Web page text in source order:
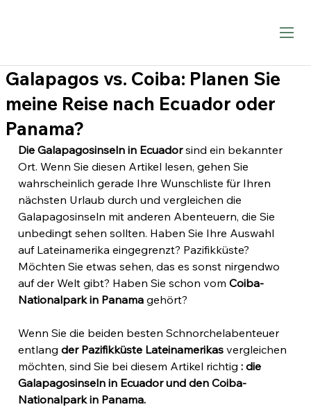
Galapagos vs. Coiba: Planen Sie
meine Reise nach Ecuador oder
Panama?
Die Galapagosinseln in Ecuador sind ein bekannter
Ort. Wenn Sie diesen Artikel lesen, gehen Sie
wahrscheinlich gerade Ihre Wunschliste für Ihren
nächsten Urlaub durch und vergleichen die
Galapagosinseln mit anderen Abenteuern, die Sie
unbedingt sehen sollten. Haben Sie Ihre Auswahl
auf Lateinamerika eingegrenzt? Pazifikküste?
Möchten Sie etwas sehen, das es sonst nirgendwo
auf der Welt gibt? Haben Sie schon vom Coiba-
Nationalpark in Panama gehört?
Wenn Sie die beiden besten Schnorchelabenteuer
entlang der Pazifikküste Lateinamerikas vergleichen
möchten, sind Sie bei diesem Artikel richtig : die
Galapagosinseln in Ecuador und den Coiba-
Nationalpark in Panama.